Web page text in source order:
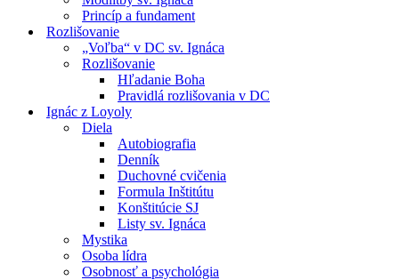
Princíp a fundament
Rozlišovanie
„Voľba“ v DC sv. Ignáca
Rozlišovanie
Hľadanie Boha
Pravidlá rozlišovania v DC
Ignác z Loyoly
Diela
Autobiografia
Denník
Duchovné cvičenia
Formula Inštitútu
Konštitúcie SJ
Listy sv. Ignáca
Mystika
Osoba lídra
Osobnosť a psychológia